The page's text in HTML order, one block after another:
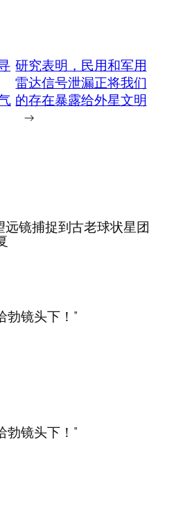
研究表明，民用和军用
雷达信号泄漏正将我们
的存在暴露给外星文明
→
远镜捕捉到古老球状星团
勃镜头下！”
勃镜头下！”